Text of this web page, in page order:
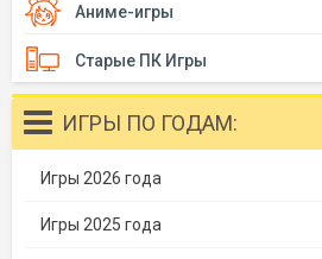
Аниме-игры
Старые ПК Игры
ИГРЫ ПО ГОДАМ:
Игры 2026 года
Игры 2025 года